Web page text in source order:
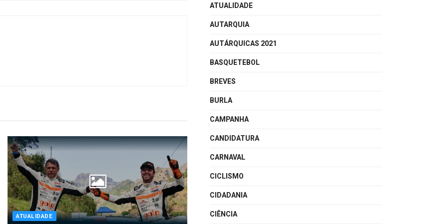
ATUALIDADE
ATUALIDADE
AUTARQUIA
AUTÁRQUICAS 2021
BASQUETEBOL
BREVES
BURLA
CAMPANHA
CANDIDATURA
CARNAVAL
CICLISMO
CIDADANIA
CIÊNCIA